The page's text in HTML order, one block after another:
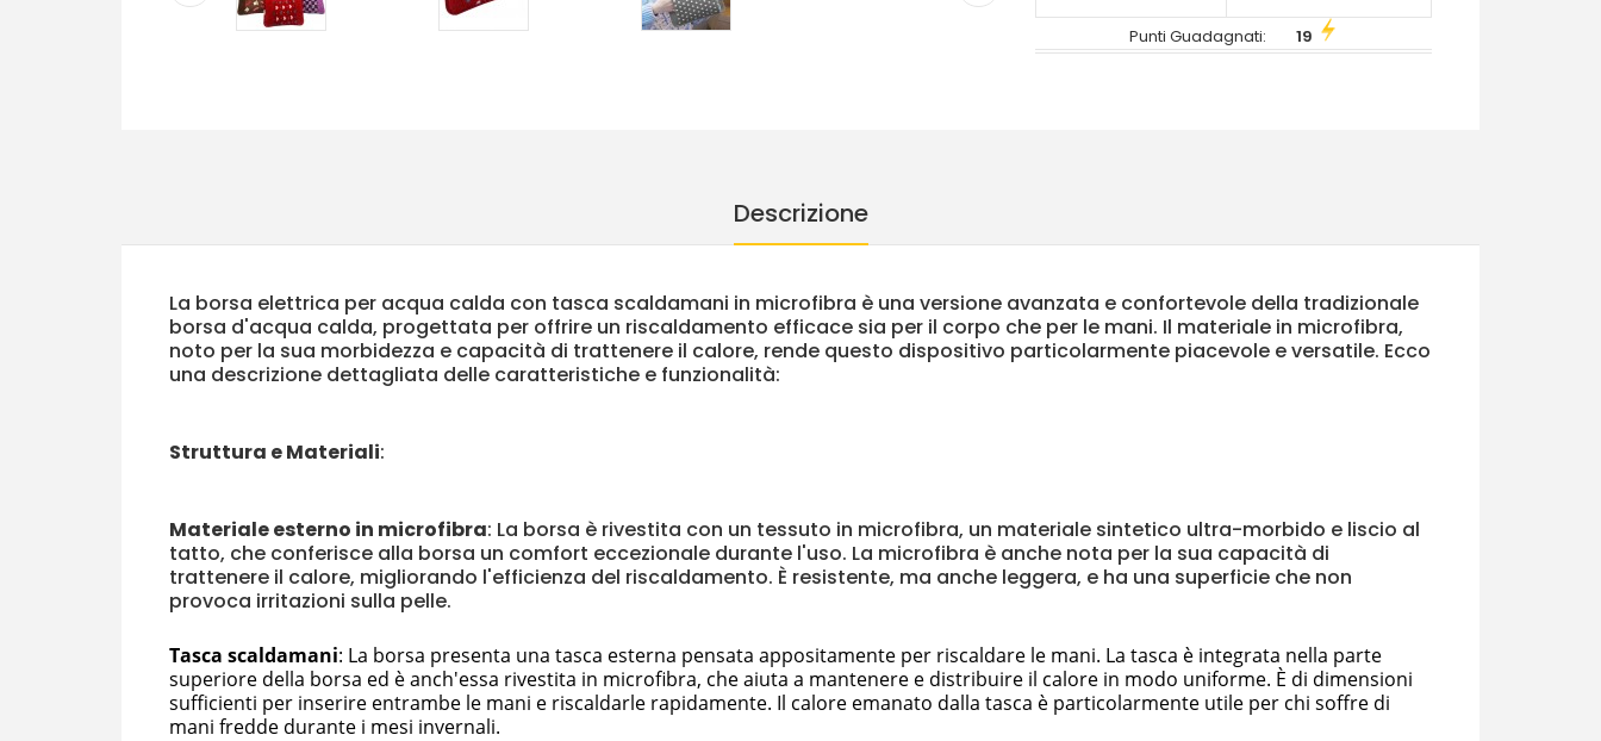
Punti Guadagnati: 19
Descrizione
La borsa elettrica per acqua calda con tasca scaldamani in microfibra è una versione avanzata e confortevole della tradizionale
borsa d'acqua calda, progettata per offrire un riscaldamento efficace sia per il corpo che per le mani. Il materiale in microfibra,
noto per la sua morbidezza e capacità di trattenere il calore, rende questo dispositivo particolarmente piacevole e versatile. Ecco
una descrizione dettagliata delle caratteristiche e funzionalità:
Struttura e Materiali:
Materiale esterno in microfibra: La borsa è rivestita con un tessuto in microfibra, un materiale sintetico ultra-morbido e liscio al
tatto, che conferisce alla borsa un comfort eccezionale durante l'uso. La microfibra è anche nota per la sua capacità di
trattenere il calore, migliorando l'efficienza del riscaldamento. È resistente, ma anche leggera, e ha una superficie che non
provoca irritazioni sulla pelle.
Tasca scaldamani: La borsa presenta una tasca esterna pensata appositamente per riscaldare le mani. La tasca è integrata nella parte
superiore della borsa ed è anch'essa rivestita in microfibra, che aiuta a mantenere e distribuire il calore in modo uniforme. È di dimensioni
sufficienti per inserire entrambe le mani e riscaldarle rapidamente. Il calore emanato dalla tasca è particolarmente utile per chi soffre di
mani fredde durante i mesi invernali.